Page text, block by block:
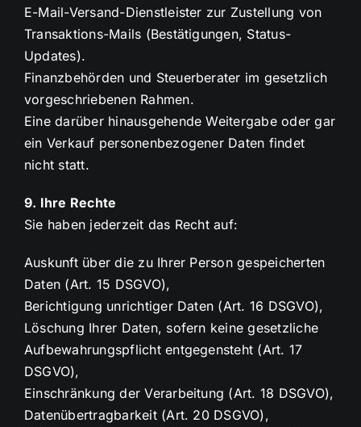
E-Mail-Versand-Dienstleister zur Zustellung von
Transaktions-Mails (Bestätigungen, Status-
Updates).
Finanzbehörden und Steuerberater im gesetzlich
vorgeschriebenen Rahmen.
Eine darüber hinausgehende Weitergabe oder gar
ein Verkauf personenbezogener Daten findet
nicht statt.
9. Ihre Rechte
Sie haben jederzeit das Recht auf:
Auskunft über die zu Ihrer Person gespeicherten
Daten (Art. 15 DSGVO),
Berichtigung unrichtiger Daten (Art. 16 DSGVO),
Löschung Ihrer Daten, sofern keine gesetzliche
Aufbewahrungspflicht entgegensteht (Art. 17
DSGVO),
Einschränkung der Verarbeitung (Art. 18 DSGVO),
Datenübertragbarkeit (Art. 20 DSGVO),